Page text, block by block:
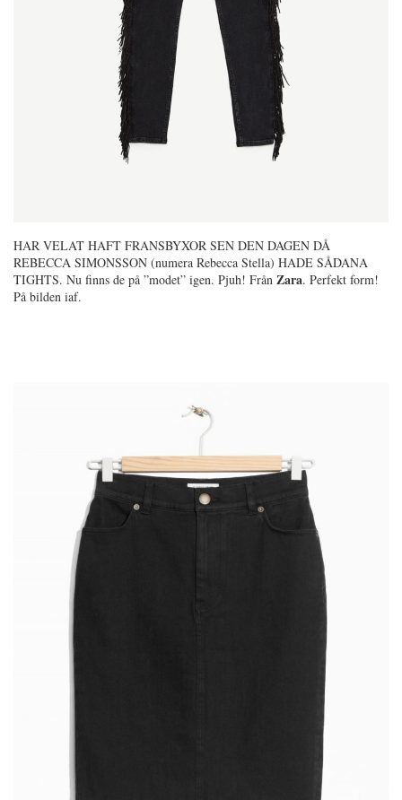
HAR VELAT HAFT FRANSBYXOR SEN DEN DAGEN DÅ
REBECCA SIMONSSON (numera Rebecca Stella) HADE SÅDANA
TIGHTS. Nu finns de på ”modet” igen. Pjuh! Från Zara. Perfekt form!
På bilden iaf.